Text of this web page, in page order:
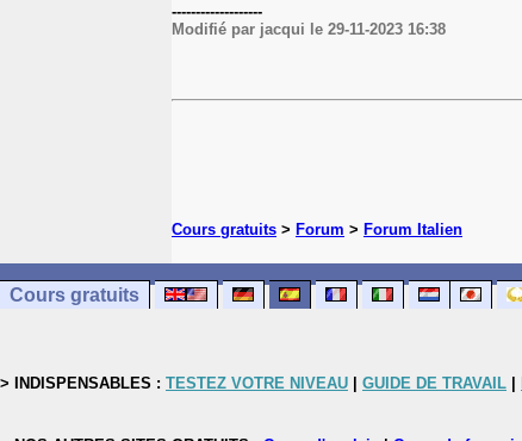
-------------------
Modifié par jacqui le 29-11-2023 16:38
Cours gratuits > Forum > Forum Italien
Cours gratuits
> INDISPENSABLES : TESTEZ VOTRE NIVEAU GUIDE DE TRAVAIL